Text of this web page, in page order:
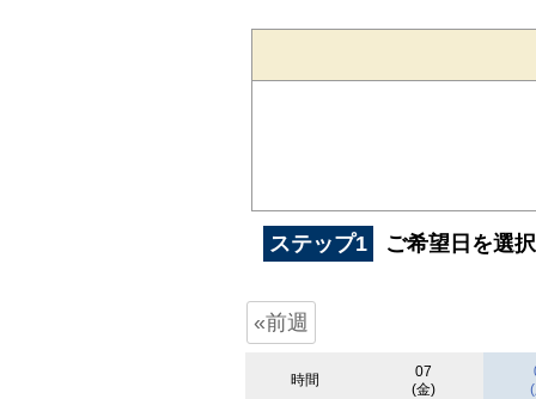
ステップ1 ご希望日を選
«前週
時間
07
(金)